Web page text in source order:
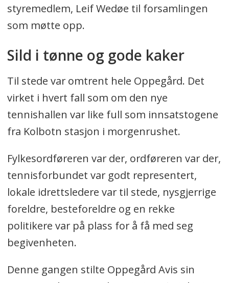
styremedlem, Leif Wedøe til forsamlingen
som møtte opp.
Sild i tønne og gode kaker
Til stede var omtrent hele Oppegård. Det
virket i hvert fall som om den nye
tennishallen var like full som innsatstogene
fra Kolbotn stasjon i morgenrushet.
Fylkesordføreren var der, ordføreren var der,
tennisforbundet var godt representert,
lokale idrettsledere var til stede, nysgjerrige
foreldre, besteforeldre og en rekke
politikere var på plass for å få med seg
begivenheten.
Denne gangen stilte Oppegård Avis sin